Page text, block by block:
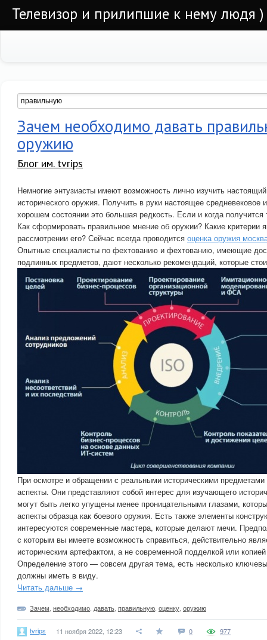
Телевизор и прилипшие к нему людя )
Зачем необходимо давать
оружию
Блог им. tvrips
Немногие энтузиасты имеют возможность лично изучить
исторического оружия. Получить в руки настоящее средневековое
хорошем состоянии это большая редкость. Если и когда
Как сформировать правильное мнение об оружии? Какие критерии
рассмотрении его? Сейчас всегда проводится оценка оружия
Опытные специалисты по фехтованию и фехтованию, имеющие
подлинных предметов, дают несколько рекомендаций, которые
При осмотре и обращении с реальными историческими предметами
аспекты. Они представляют собой интерес для изучающего
могут быть легко упущены менее проницательными глазами,
аспекты образца как боевого оружия. Есть также элементы
интересуются современные мастера, которые делают мечи.
с которым вы имеете возможность справиться, действительно
историческим артефактом, а не современной подделкой или
Определение этого — совсем другая тема, есть несколько
должны иметь в виду.
Читать дальше →
Зачем необходимо давать правильную оценку оружию
tvrips 11 ноября 2022, 12:23 0 977